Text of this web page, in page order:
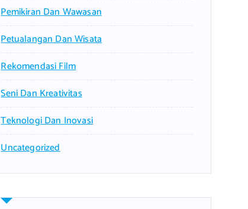
Pemikiran Dan Wawasan
Petualangan Dan Wisata
Rekomendasi Film
Seni Dan Kreativitas
Teknologi Dan Inovasi
Uncategorized